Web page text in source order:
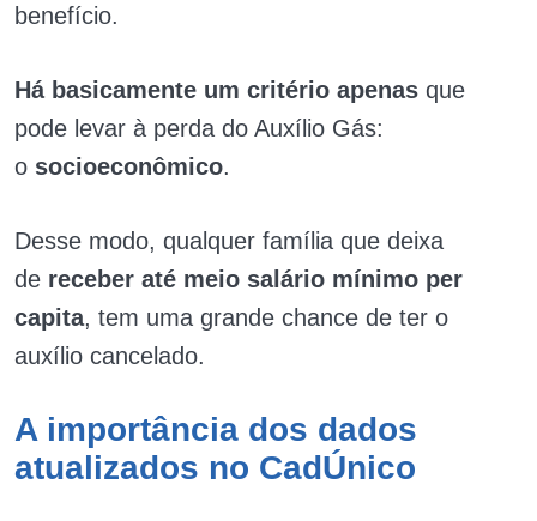
benefício.
Há basicamente um critério apenas que
pode levar à perda do Auxílio Gás:
o socioeconômico.
Desse modo, qualquer família que deixa
de receber até meio salário mínimo per
capita, tem uma grande chance de ter o
auxílio cancelado.
A importância dos dados
atualizados no CadÚnico